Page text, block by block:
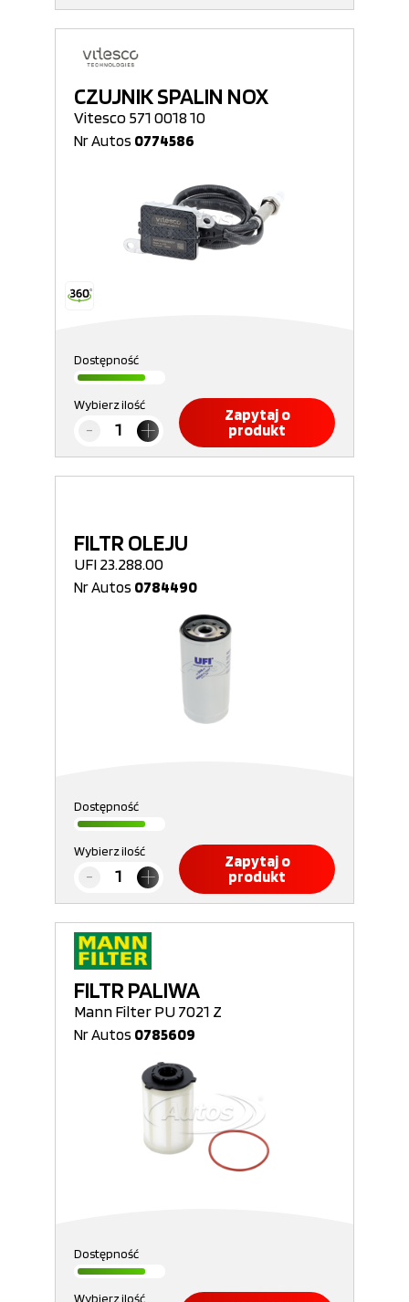
CZUJNIK SPALIN NOX
Vitesco 571 0018 10
Nr Autos 0774586
Dostępność
Wybierz ilość
Zapytaj o
produkt
FILTR OLEJU
UFI 23.288.00
Nr Autos 0784490
Dostępność
Wybierz ilość
Zapytaj o
produkt
FILTR PALIWA
Mann Filter PU 7021 Z
Nr Autos 0785609
Dostępność
Wybierz ilość